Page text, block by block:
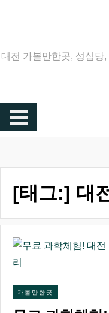
대전 가볼만한곳, 성심당
[태그:] 대
가볼만한곳